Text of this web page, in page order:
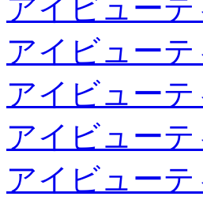
アイビュー
アイビュー
アイビュー
アイビュー
アイビュー